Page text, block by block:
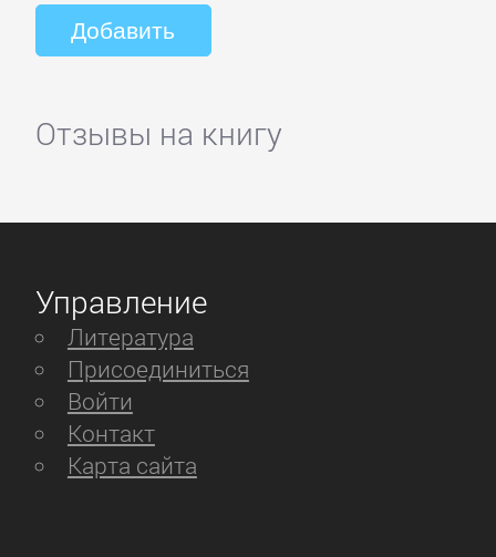
Отзывы на книгу
Управление
Литература
Присоединиться
Войти
Контакт
Карта сайта